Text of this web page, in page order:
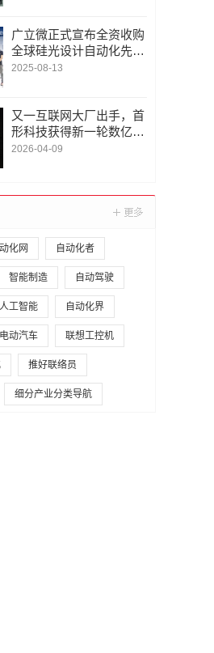
广立微正式宣布全资收购
全球硅光设计自动化先锋
LUCEDA
2025-08-13
又一互联网大厂出手，首
形科技获得新一轮数亿元
A1轮融资｜人脸机器人首
2026-04-09
化网 自动化者
智能制造 自动驾驶
人工智能 自动化界
电动汽车 联想工控机
推好联络员
细分产业分类导航